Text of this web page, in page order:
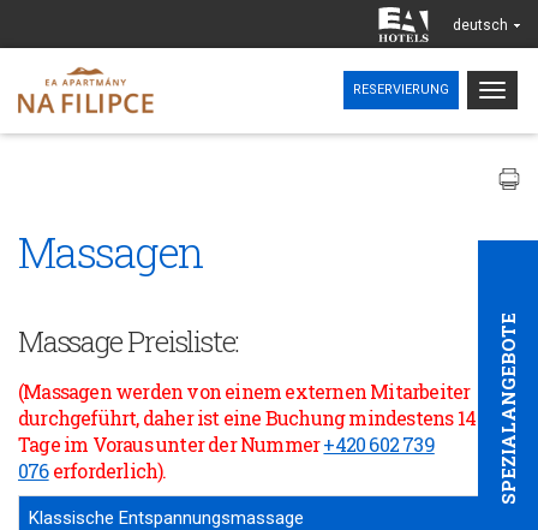
deutsch
RESERVIERUNG
SPEZIALANGEBOTE
Massagen
Massage Preisliste:
(Massagen werden von einem externen Mitarbeiter
durchgeführt, daher ist eine Buchung mindestens 14
Tage im Voraus unter der Nummer+420 602 739
076 erforderlich).
Klassische Entspannungsmassage